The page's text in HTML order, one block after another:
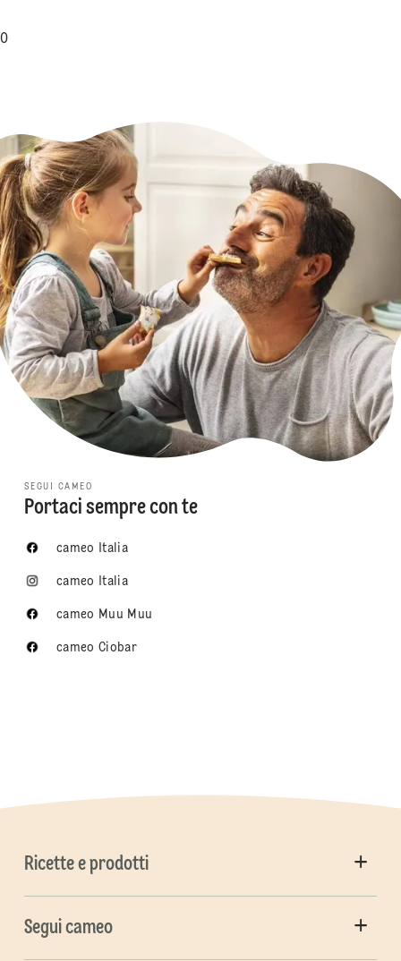
0
SEGUI CAMEO
Portaci sempre con te
cameo Italia
cameo Italia
cameo Muu Muu
cameo Ciobar
Ricette e prodotti
Segui cameo